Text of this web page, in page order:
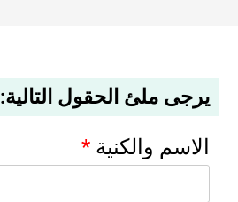
يرجى ملئ الحقول التالية:
الاسم والكنية*